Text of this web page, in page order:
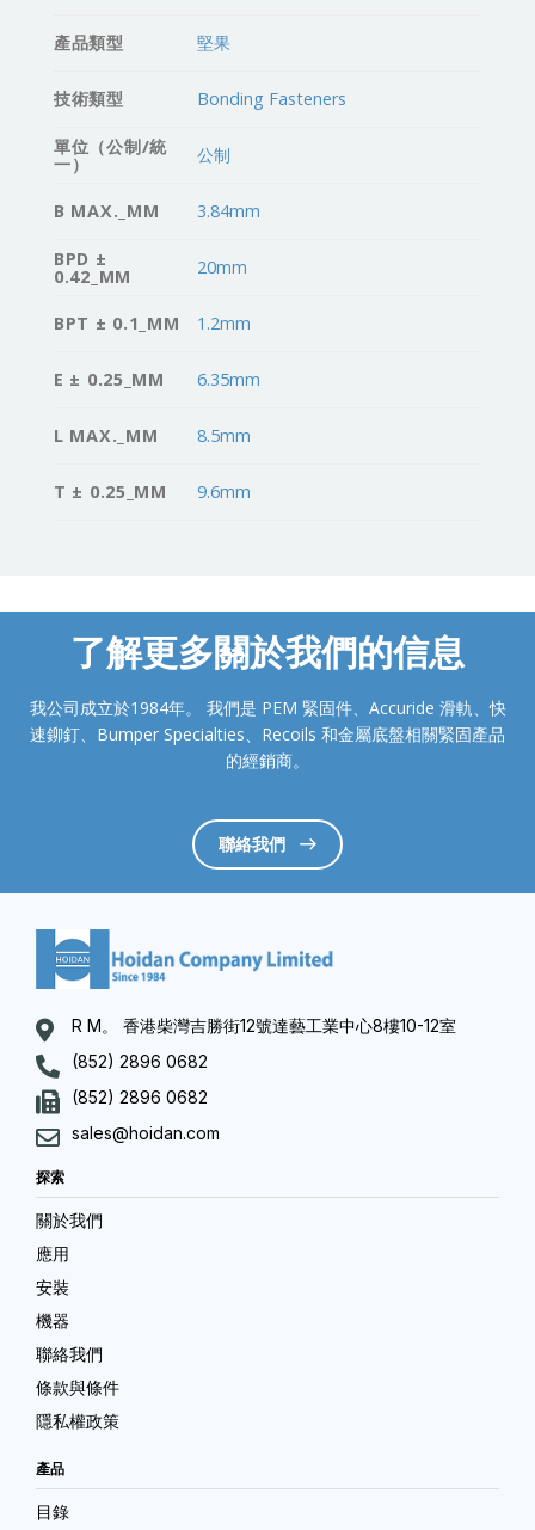
產品類型 堅果
技術類型 Bonding Fasteners
單位（公制/統
一） 公制
B MAX._MM 3.84mm
BPD ±
0.42_MM 20mm
BPT ± 0.1_MM 1.2mm
E ± 0.25_MM 6.35mm
L MAX._MM 8.5mm
T ± 0.25_MM 9.6mm
了解更多關於我們的信息
我公司成立於1984年。 我們是 PEM 緊固件、Accuride 滑軌、快
速鉚釘、Bumper Specialties、Recoils 和金屬底盤相關緊固產品
的經銷商。
聯絡我們
R M。 香港柴灣吉勝街12號達藝工業中心8樓10-12室
(852) 2896 0682
(852) 2896 0682
sales@hoidan.com
探索
關於我們
應用
安裝
機器
聯絡我們
條款與條件
隱私權政策
產品
目錄